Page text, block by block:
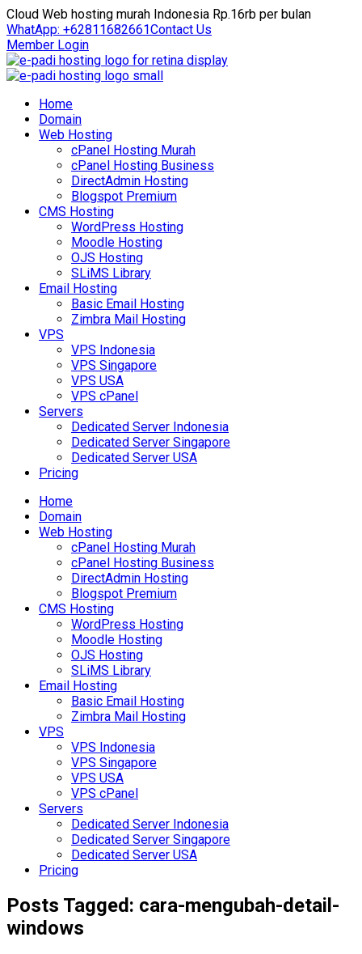
Cloud Web hosting murah Indonesia Rp.16rb per bulan
WhatApp: +62811682661Contact Us
Member Login
Home
Domain
Web Hosting
cPanel Hosting Murah
cPanel Hosting Business
DirectAdmin Hosting
Blogspot Premium
CMS Hosting
WordPress Hosting
Moodle Hosting
OJS Hosting
SLiMS Library
Email Hosting
Basic Email Hosting
Zimbra Mail Hosting
VPS
VPS Indonesia
VPS Singapore
VPS USA
VPS cPanel
Servers
Dedicated Server Indonesia
Dedicated Server Singapore
Dedicated Server USA
Pricing
Home
Domain
Web Hosting
cPanel Hosting Murah
cPanel Hosting Business
DirectAdmin Hosting
Blogspot Premium
CMS Hosting
WordPress Hosting
Moodle Hosting
OJS Hosting
SLiMS Library
Email Hosting
Basic Email Hosting
Zimbra Mail Hosting
VPS
VPS Indonesia
VPS Singapore
VPS USA
VPS cPanel
Servers
Dedicated Server Indonesia
Dedicated Server Singapore
Dedicated Server USA
Pricing
Posts Tagged: cara-mengubah-detail-
windows